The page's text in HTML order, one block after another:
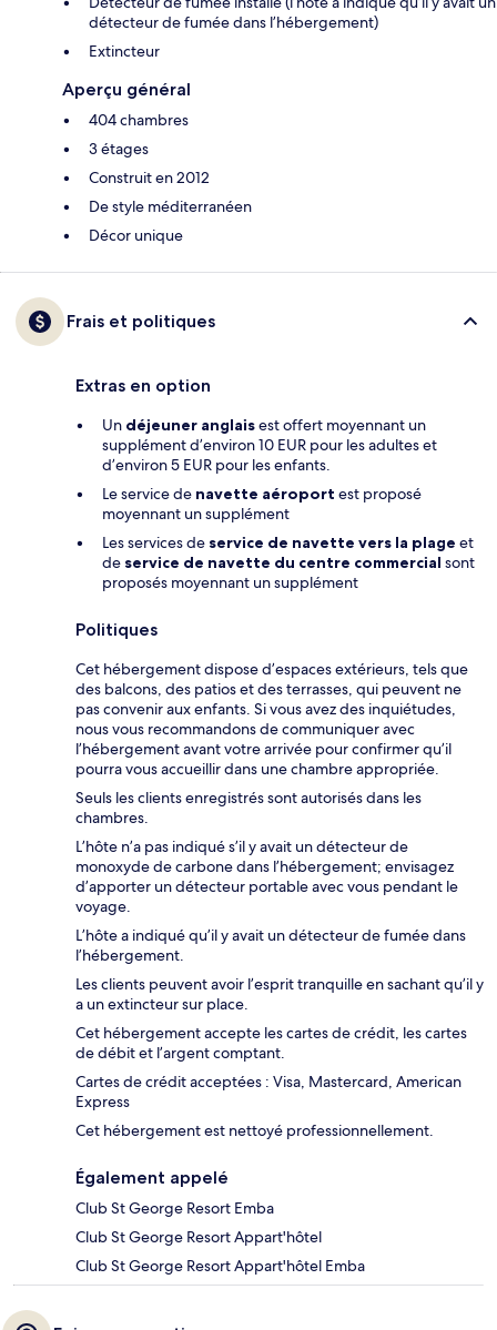
détecteur de fumée dans l’hébergement)
Extincteur
Aperçu général
404 chambres
3 étages
Construit en 2012
De style méditerranéen
Décor unique
Frais et politiques
Extras en option
Un déjeuner anglaisest offert moyennant un
supplément d’environ 10 EUR pour les adultes et
d’environ 5 EUR pour les enfants.
Le service de navette aéroport est proposé
moyennant un supplément
Les services de service de navette vers la plage et
de service de navette du centre commercial sont
proposés moyennant un supplément
Politiques
Cet hébergement dispose d’espaces extérieurs, tels que
des balcons, des patios et des terrasses, qui peuvent ne
pas convenir aux enfants. Si vous avez des inquiétudes,
nous vous recommandons de communiquer avec
l’hébergement avant votre arrivée pour confirmer qu’il
pourra vous accueillir dans une chambre appropriée.
Seuls les clients enregistrés sont autorisés dans les
chambres.
L’hôte n’a pas indiqué s’il y avait un détecteur de
monoxyde de carbone dans l’hébergement; envisagez
d’apporter un détecteur portable avec vous pendant le
voyage.
L’hôte a indiqué qu’il y avait un détecteur de fumée dans
l’hébergement.
Les clients peuvent avoir l’esprit tranquille en sachant qu’il y
a un extincteur sur place.
Cet hébergement accepte les cartes de crédit, les cartes
de débit et l’argent comptant.
Cartes de crédit acceptées : Visa, Mastercard, American
Express
Cet hébergement est nettoyé professionnellement.
Également appelé
Club St George Resort Emba
Club St George Resort Appart'hôtel
Club St George Resort Appart'hôtel Emba